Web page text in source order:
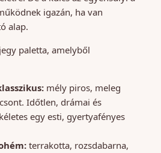
igazán, ha van
alap.
paletta, amelyből
mély piros, meleg
Időtlen, drámai és
egy esti, gyertyafényes
terrakotta, rozsdabarna,